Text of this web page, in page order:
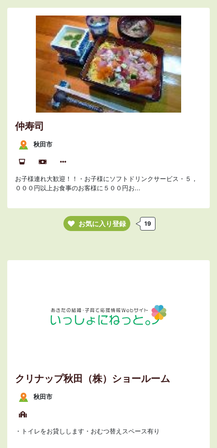
仲寿司
秋田市
お子様連れ大歓迎！！・お子様にソフトドリンクサービス・５，
０００円以上お食事のお客様に５００円お...
お気に入り登録 19
クリナップ秋田（株）ショールーム
秋田市
・トイレをお貸しします・おむつ替えスペース有り